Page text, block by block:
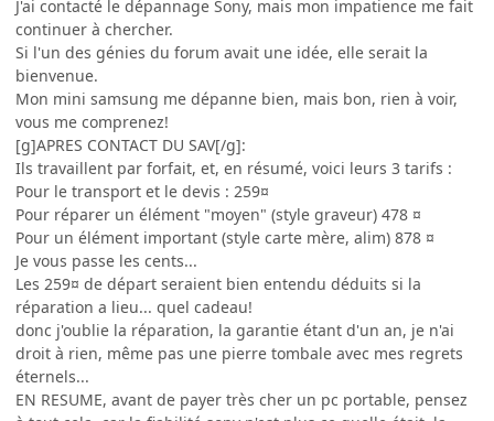
J'ai contacté le dépannage Sony, mais mon impatience me fait
continuer à chercher.
Si l'un des génies du forum avait une idée, elle serait la
bienvenue.
Mon mini samsung me dépanne bien, mais bon, rien à voir,
vous me comprenez!
[g]APRES CONTACT DU SAV[/g]:
Ils travaillent par forfait, et, en résumé, voici leurs 3 tarifs :
Pour le transport et le devis : 259¤
Pour réparer un élément "moyen" (style graveur) 478 ¤
Pour un élément important (style carte mère, alim) 878 ¤
Je vous passe les cents...
Les 259¤ de départ seraient bien entendu déduits si la
réparation a lieu... quel cadeau!
donc j'oublie la réparation, la garantie étant d'un an, je n'ai
droit à rien, même pas une pierre tombale avec mes regrets
éternels...
EN RESUME, avant de payer très cher un pc portable, pensez